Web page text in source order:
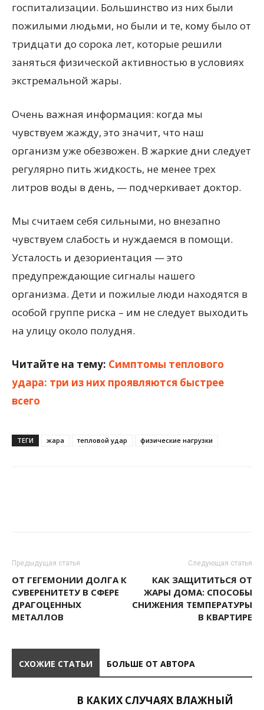
госпитализации. Большинство из них были
пожилыми людьми, но были и те, кому было от
тридцати до сорока лет, которые решили
заняться физической активностью в условиях
экстремальной жары.
Очень важная информация: когда мы
чувствуем жажду, это значит, что наш
организм уже обезвожен. В жаркие дни следует
регулярно пить жидкость, не менее трех
литров воды в день, — подчеркивает доктор.
Мы считаем себя сильными, но внезапно
чувствуем слабость и нуждаемся в помощи.
Усталость и дезориентация — это
предупреждающие сигналы нашего
организма. Дети и пожилые люди находятся в
особой группе риска – им не следует выходить
на улицу около полудня.
Читайте на тему: Симптомы теплового
удара: три из них проявляются быстрее
всего
ТЕГИ жара тепловой удар физические нагрузки
Предыдущая статья
ОТ ГЕГЕМОНИИ ДОЛГА К
СУВЕРЕНИТЕТУ В СФЕРЕ
ДРАГОЦЕННЫХ
МЕТАЛЛОВ
Следующая статья
КАК ЗАЩИТИТЬСЯ ОТ
ЖАРЫ ДОМА: СПОСОБЫ
СНИЖЕНИЯ ТЕМПЕРАТУРЫ
В КВАРТИРЕ
СХОЖИЕ СТАТЬИ БОЛЬШЕ ОТ АВТОРА
В КАКИХ СЛУЧАЯХ ВЛАЖНЫЙ